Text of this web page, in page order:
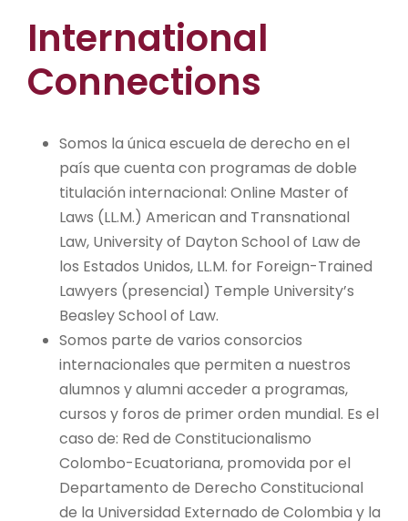
International
Connections
Somos la única escuela de derecho en el
país que cuenta con programas de doble
titulación internacional: Online Master of
Laws (LL.M.) American and Transnational
Law, University of Dayton School of Law de
los Estados Unidos, LL.M. for Foreign-Trained
Lawyers (presencial) Temple University’s
Beasley School of Law.
Somos parte de varios consorcios
internacionales que permiten a nuestros
alumnos y alumni acceder a programas,
cursos y foros de primer orden mundial. Es el
caso de: Red de Constitucionalismo
Colombo-Ecuatoriana, promovida por el
Departamento de Derecho Constitucional
de la Universidad Externado de Colombia y la